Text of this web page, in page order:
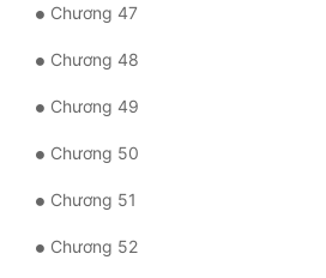
Chương 47
Chương 48
Chương 49
Chương 50
Chương 51
Chương 52